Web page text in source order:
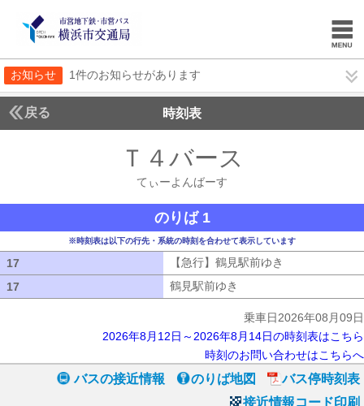
お知らせ 1件のお知らせがあります
戻る 時刻表
Ｔ４バース
てぃーよんばーす
のりば 1
※時刻表は以下の行先・系統の時刻を合わせて表示しています
17 【急行】鶴見駅前ゆき
17
鶴見駅前ゆき
乗車日2026年08月09日
2026年8月12日～2026年8月14日の時刻表はこちら
時刻のお問い合わせはこちらへ
バスの接近情報 のりば地図
バス停時刻表
接近情報コード印刷